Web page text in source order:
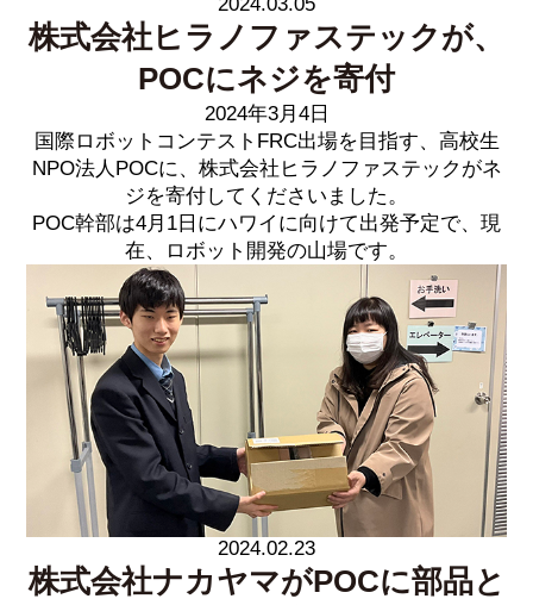
株式会社ヒラノファステックが、
POCにネジを寄付
2024年3月4日
国際ロボットコンテストFRC出場を目指す、高校生
NPO法人POCに、株式会社ヒラノファステックがネ
ジを寄付してくださいました。
POC幹部は4月1日にハワイに向けて出発予定で、現
在、ロボット開発の山場です。
2024.02.23
株式会社ナカヤマがPOCに部品と